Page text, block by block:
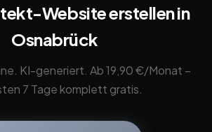
Website erstellen in
Osnabrück
KI-generiert. Ab 19,90 €/Monat –
7 Tage komplett gratis.